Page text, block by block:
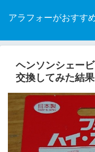
アラフォーがおすす
ヘンソンシェー
交換してみた結果